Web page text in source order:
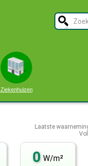
Ziekenhuizen
Laatste
0 W/m²